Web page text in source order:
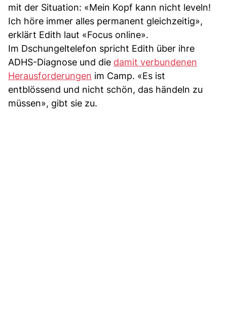
mit der Situation: «Mein Kopf kann nicht leveln!
Ich höre immer alles permanent gleichzeitig»,
erklärt Edith laut «Focus online».
Im Dschungeltelefon spricht Edith über ihre
ADHS-Diagnose und die damit verbundenen
Herausforderungen im Camp. «Es ist
entblössend und nicht schön, das händeln zu
müssen», gibt sie zu.